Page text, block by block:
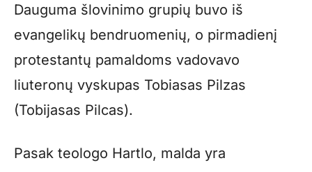
Dauguma šlovinimo grupių buvo iš
evangelikų bendruomenių, o pirmadienį
protestantų pamaldoms vadovavo
liuteronų vyskupas Tobiasas Pilzas
(Tobijasas Pilcas).
Pasak teologo Hartlo, malda yra